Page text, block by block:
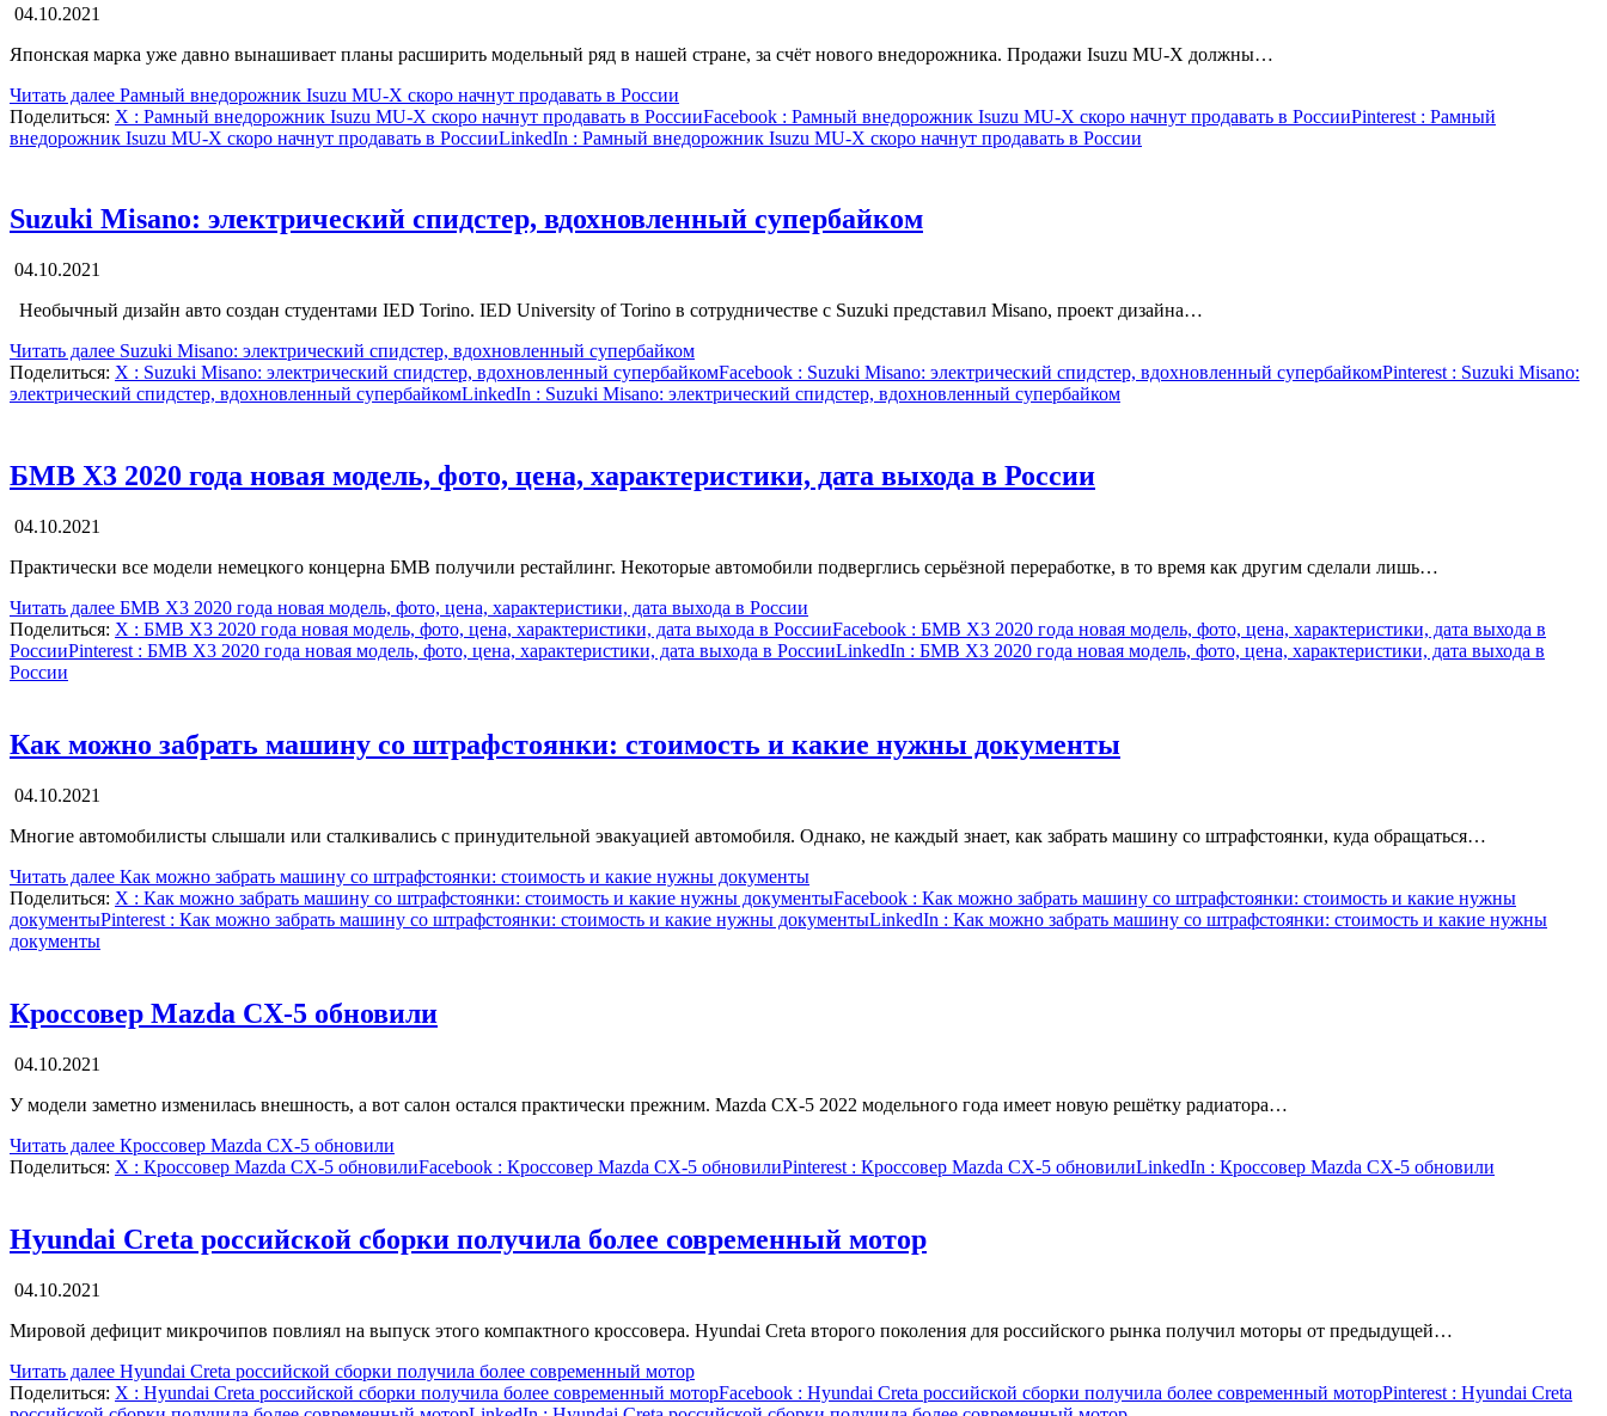
04.10.2021
Японская марка уже давно вынашивает планы расширить модельный ряд в нашей стране, за счёт нового внедорожника. Продажи Isuzu MU-X должны…
Читать далее Рамный внедорожник Isuzu MU-X скоро начнут продавать в России
Поделиться: X : Рамный внедорожник Isuzu MU-X скоро начнут продавать в РоссииFacebook : Рамный внедорожник Isuzu MU-X скоро начнут продавать в РоссииPinterest : Рамный
внедорожник Isuzu MU-X скоро начнут продавать в РоссииLinkedIn : Рамный внедорожник Isuzu MU-X скоро начнут продавать в России
Suzuki Misano: электрический спидстер, вдохновленный супербайком
04.10.2021
Необычный дизайн авто создан студентами IED Torino. IED University of Torino в сотрудничестве с Suzuki представил Misano, проект дизайна…
Читать далее Suzuki Misano: электрический спидстер, вдохновленный супербайком
Поделиться: X : Suzuki Misano: электрический спидстер, вдохновленный супербайкомFacebook : Suzuki Misano: электрический спидстер, вдохновленный супербайкомPinterest : Suzuki Misano:
электрический спидстер, вдохновленный супербайкомLinkedIn : Suzuki Misano: электрический спидстер, вдохновленный супербайком
БМВ Х3 2020 года новая модель, фото, цена, характеристики, дата выхода в России
04.10.2021
Практически все модели немецкого концерна БМВ получили рестайлинг. Некоторые автомобили подверглись серьёзной переработке, в то время как другим сделали лишь…
Читать далее БМВ Х3 2020 года новая модель, фото, цена, характеристики, дата выхода в России
Поделиться: X : БМВ Х3 2020 года новая модель, фото, цена, характеристики, дата выхода в РоссииFacebook : БМВ Х3 2020 года новая модель, фото, цена, характеристики, дата выхода в
РоссииPinterest : БМВ Х3 2020 года новая модель, фото, цена, характеристики, дата выхода в РоссииLinkedIn : БМВ Х3 2020 года новая модель, фото, цена, характеристики, дата выхода в
России
Как можно забрать машину со штрафстоянки: стоимость и какие нужны документы
04.10.2021
Многие автомобилисты слышали или сталкивались с принудительной эвакуацией автомобиля. Однако, не каждый знает, как забрать машину со штрафстоянки, куда обращаться…
Читать далее Как можно забрать машину со штрафстоянки: стоимость и какие нужны документы
Поделиться: X : Как можно забрать машину со штрафстоянки: стоимость и какие нужны документыFacebook : Как можно забрать машину со штрафстоянки: стоимость и какие нужны
документыPinterest : Как можно забрать машину со штрафстоянки: стоимость и какие нужны документыLinkedIn : Как можно забрать машину со штрафстоянки: стоимость и какие нужны
документы
Кроссовер Mazda CX-5 обновили
04.10.2021
У модели заметно изменилась внешность, а вот салон остался практически прежним. Mazda CX-5 2022 модельного года имеет новую решётку радиатора…
Читать далее Кроссовер Mazda CX-5 обновили
Поделиться: X : Кроссовер Mazda CX-5 обновилиFacebook : Кроссовер Mazda CX-5 обновилиPinterest : Кроссовер Mazda CX-5 обновилиLinkedIn : Кроссовер Mazda CX-5 обновили
Hyundai Creta российской сборки получила более современный мотор
04.10.2021
Мировой дефицит микрочипов повлиял на выпуск этого компактного кроссовера. Hyundai Creta второго поколения для российского рынка получил моторы от предыдущей…
Читать далее Hyundai Creta российской сборки получила более современный мотор
Поделиться: X : Hyundai Creta российской сборки получила более современный моторFacebook : Hyundai Creta российской сборки получила более современный моторPinterest : Hyundai Creta